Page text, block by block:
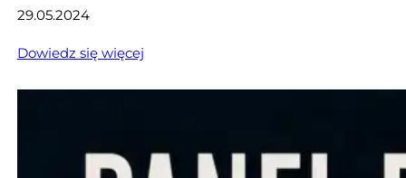
29.05.2024
Dowiedz się więcej:
e